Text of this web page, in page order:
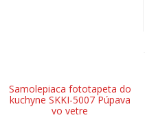
Samolepiaca fototapeta do
kuchyne SKKI-5007 Púpava
vo vetre